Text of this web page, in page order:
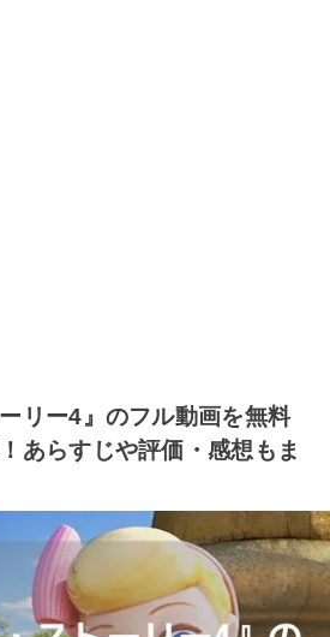
リー4』のフル動画を無料
あらすじや評価・感想もま